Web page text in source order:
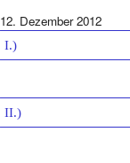
12. Dezember 2012
I.)
II.)